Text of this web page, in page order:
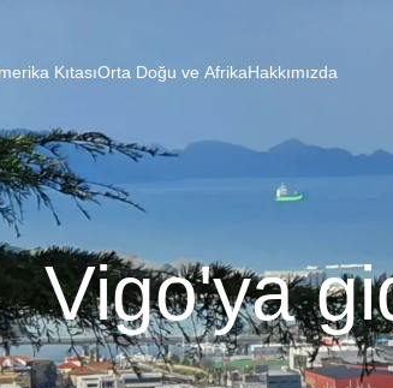
KıtasıOrta Doğu ve AfrikaHakkımızda
Vigo'ya